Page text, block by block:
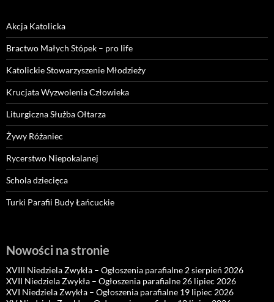
Akcja Katolicka
Bractwo Małych Stópek – pro life
Katolickie Stowarzyszenie Młodzieży
Krucjata Wyzwolenia Człowieka
Liturgiczna Służba Ołtarza
Żywy Różaniec
Rycerstwo Niepokalanej
Schola dziecięca
Turki Parafii Budy Łańcuckie
Nowości na stronie
XVIII Niedziela Zwykła – Ogłoszenia parafialne 2 sierpień 2026
XVII Niedziela Zwykła – Ogłoszenia parafialne 26 lipiec 2026
XVI Niedziela Zwykła – Ogłoszenia parafialne 19 lipiec 2026